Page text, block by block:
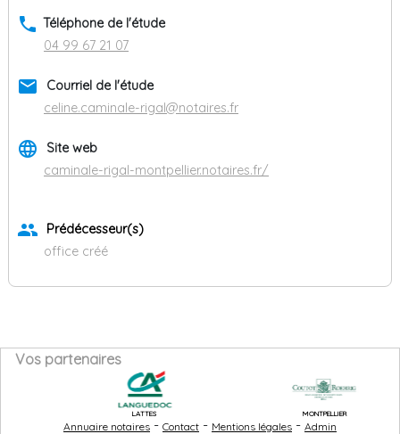
phone Téléphone de l'étude
04 99 67 21 07
email
Courriel de l'étude
celine.caminale-rigal@notaires.fr
language
Site web
caminale-rigal-montpellier.notaires.fr/
group
Prédécesseur(s)
office créé
Vos partenaires
LATTES MONTPELLIER
Annuaire notaires - Contact - Mentions légales - Admin